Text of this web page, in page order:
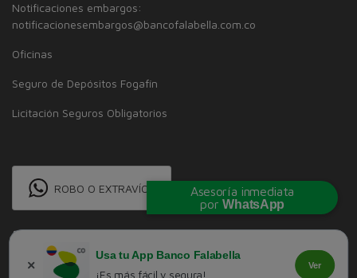
Asesoría inmediata
porWhatsApp
Notificaciones embargos:
notificacionesembargos@bancofalabella.com.co
Oficinas
Seguro de Depósitos Fogafín
Licitación Seguros Obligatorios
ROBO O EXTRAVÍO
Usa tu App Banco Falabella
¡Es más fácil y segura!
Ver